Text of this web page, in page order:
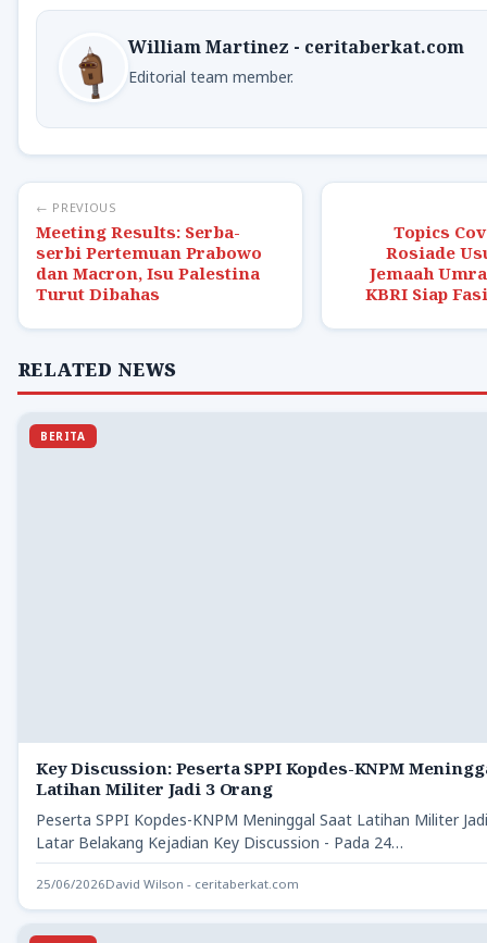
William Martinez - ceritaberkat.com
Editorial team member.
← PREVIOUS
Meeting Results: Serba-
serbi Pertemuan Prabowo
dan Macron, Isu Palestina
Turut Dibahas
Topics
Rosiade
Jemaah
KBRI Siap
RELATED NEWS
BERITA
Key Discussion: Peserta SPPI Kopdes-KNPM
Latihan Militer Jadi 3 Orang
Peserta SPPI Kopdes-KNPM Meninggal Saat Latihan Militer
Latar Belakang Kejadian Key Discussion - Pada 24…
25/06/2026David Wilson - ceritaberkat.com